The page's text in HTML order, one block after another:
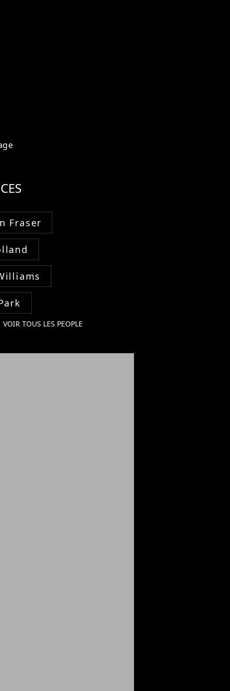
Fraser
VOIR TOUS LES PEOPLE